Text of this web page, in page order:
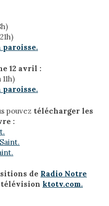
paroisse.
12 avril :
paroisse.
pouvez télécharger les
:
de Radio Notre
télévision ktotv.com.